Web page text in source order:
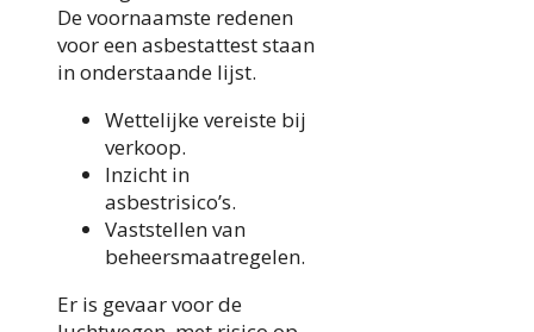
De voornaamste redenen
voor een asbestattest staan
in onderstaande lijst.
Wettelijke vereiste bij
verkoop.
Inzicht in
asbestrisico’s.
Vaststellen van
beheersmaatregelen.
Er is gevaar voor de